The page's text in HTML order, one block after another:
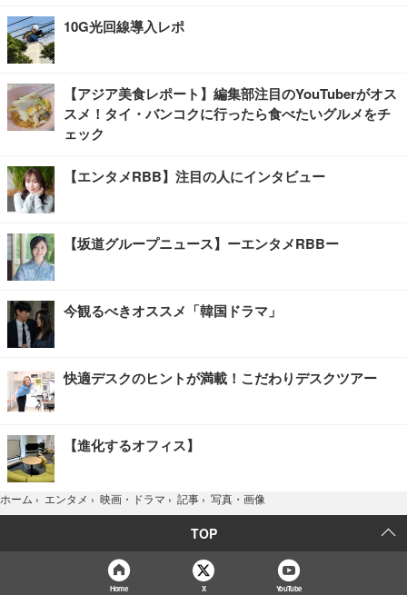
10G光回線導入レポ
【アジア美食レポート】編集部注目のYouTuberがオス
スメ！タイ・バンコクに行ったら食べたいグルメをチ
ェック
【エンタメRBB】注目の人にインタビュー
【坂道グループニュース】ーエンタメRBBー
今観るべきオススメ「韓国ドラマ」
快適デスクのヒントが満載！こだわりデスクツアー
【進化するオフィス】
ホーム › エンタメ › 映画・ドラマ › 記事 › 写真・画像
TOP
Home X YouTube